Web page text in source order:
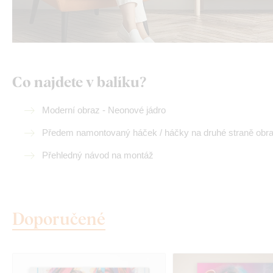
Co najdete v balíku?
Moderní obraz - Neonové jádro
Předem namontovaný háček / háčky na druhé straně
Přehledný návod na montáž
Doporučené